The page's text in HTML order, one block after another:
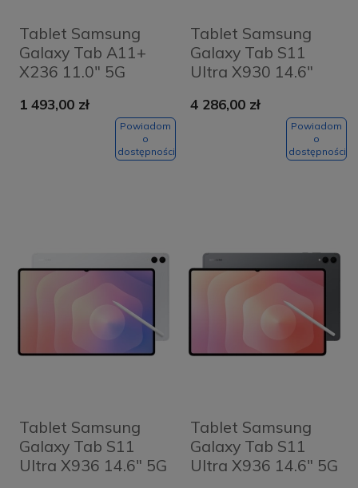
Tablet Samsung
Galaxy Tab A11+
X236 11.0" 5G
Grey
1 493,00 zł
Powiadom
o
dostępności
Tablet Samsung
Galaxy Tab S11
Ultra X930 14.6"
Srebrny - Silver
4 286,00 zł
Powiadom
o
dostępności
Tablet Samsung
Galaxy Tab S11
Ultra X936 14.6" 5G
Tablet Samsung
Galaxy Tab S11
Ultra X936 14.6" 5G